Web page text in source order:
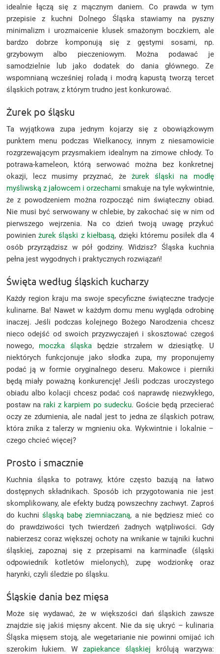
idealnie łączą się z mącznym daniem. Co prawda w tym
przepisie z kuchni Dolnego Śląska stawiamy na pyszny
minimalizm i urozmaicenie klusek smażonym boczkiem, ale
bardzo dobrze komponują się z gęstymi sosami, np.
grzybowym albo pieczeniowym. Można podawać je
samodzielnie lub jako dodatek do dania głównego. Ze
wspomnianą wcześniej roladą i modrą kapustą tworzą tercet
śląskich potraw, z którym trudno jest konkurować.
Żurek po śląsku
Ta wyjątkowa zupa jednym kojarzy się z obowiązkowym
punktem menu podczas Wielkanocy, innym z niesamowicie
rozgrzewającym przysmakiem idealnym na zimowe chłody. To
potrawa-kameleon, którą serwować można bez konkretnej
okazji, lecz musimy przyznać, że żurek śląski na modłę
myśliwską z jałowcem i orzechami smakuje na tyle wykwintnie,
że z powodzeniem można rozpocząć nim świąteczny obiad.
Nie musi być serwowany w chlebie, by zakochać się w nim od
pierwszego wejrzenia. Na co dzień twoją uwagę przykuć
powinien żurek śląski z kiełbasą, dzięki któremu posiłek dla 4
osób przyrządzisz w pół godziny. Widzisz? Śląska kuchnia
pełna jest wygodnych i praktycznych rozwiązań!
Święta według śląskich kucharzy
Każdy region kraju ma swoje specyficzne świąteczne tradycje
kulinarne. Ba! Nawet w każdym domu menu wygląda odrobinę
inaczej. Jeśli podczas kolejnego Bożego Narodzenia chcesz
nieco odejść od swoich przyzwyczajeń i skosztować czegoś
nowego, moczka śląska będzie strzałem w dziesiątkę. U
niektórych funkcjonuje jako słodka zupa, my proponujemy
podać ją w formie oryginalnego deseru. Makowce i pierniki
będą miały poważną konkurencję! Jeśli podczas uroczystego
obiadu albo kolacji chcesz podać coś naprawdę niezwykłego,
postaw na raki z karpiem po sudecku. Goście będą przecierać
oczy ze zdumienia, ale nadal jest to jedna ze śląskich potraw,
która znika z talerzy w mgnieniu oka. Wykwintnie i lokalnie –
czego chcieć więcej?
Prosto i smacznie
Kuchnia śląska to potrawy, które często bazują na łatwo
dostępnych składnikach. Sposób ich przygotowania nie jest
skomplikowany, ale efekty budzą powszechny zachwyt. Zaproś
do kuchni śląską babę ziemniaczaną, a nie będziesz mieć co
do prawdziwości tych twierdzeń żadnych wątpliwości. Gdy
nabierzesz coraz większej ochoty na wnikanie w tajniki kuchni
śląskiej, zapoznaj się z przepisami na karminadle (śląski
odpowiednik kotletów mielonych), zupę wodzionkę oraz
harynki, czyli śledzie po śląsku.
Śląskie dania bez mięsa
Może się wydawać, że w większości dań śląskich zawsze
znajdzie się jakiś mięsny akcent. Nie da się ukryć – kulinaria
Śląska mięsem stoją, ale wegetarianie nie powinni omijać ich
szerokim łukiem. W zapiekance śląskiej królują warzywa: